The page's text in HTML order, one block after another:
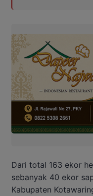
Dari total 163 ekor
sebanyak 40 ekor
Kabupaten